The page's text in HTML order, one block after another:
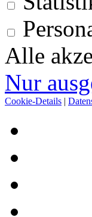
Alle
Nur
Cookie-Details |